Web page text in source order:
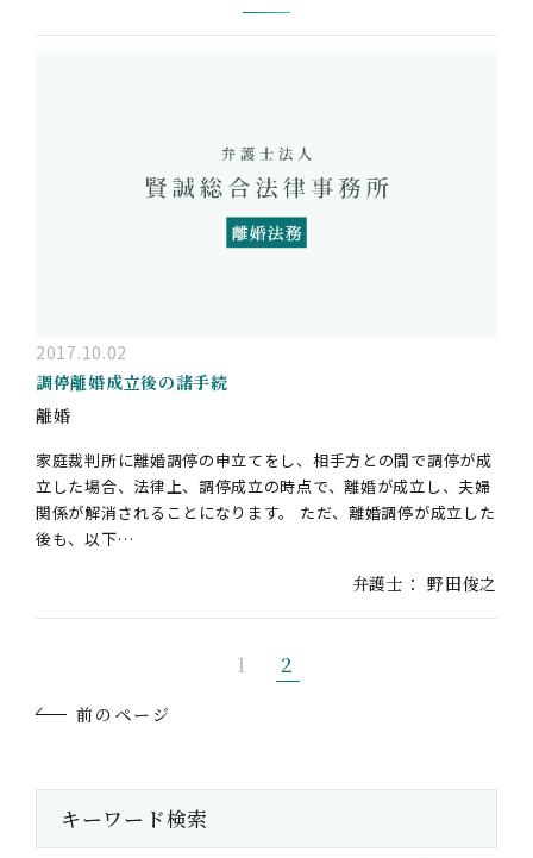
2017.10.02
調停離婚成立後の諸手続
離婚
家庭裁判所に離婚調停の申立てをし、相手方との間で調停が成
立した場合、法律上、調停成立の時点で、離婚が成立し、夫婦
関係が解消されることになります。 ただ、離婚調停が成立した
後も、以下…
弁護士：野田俊之
前のページ
1 2
キーワード検索